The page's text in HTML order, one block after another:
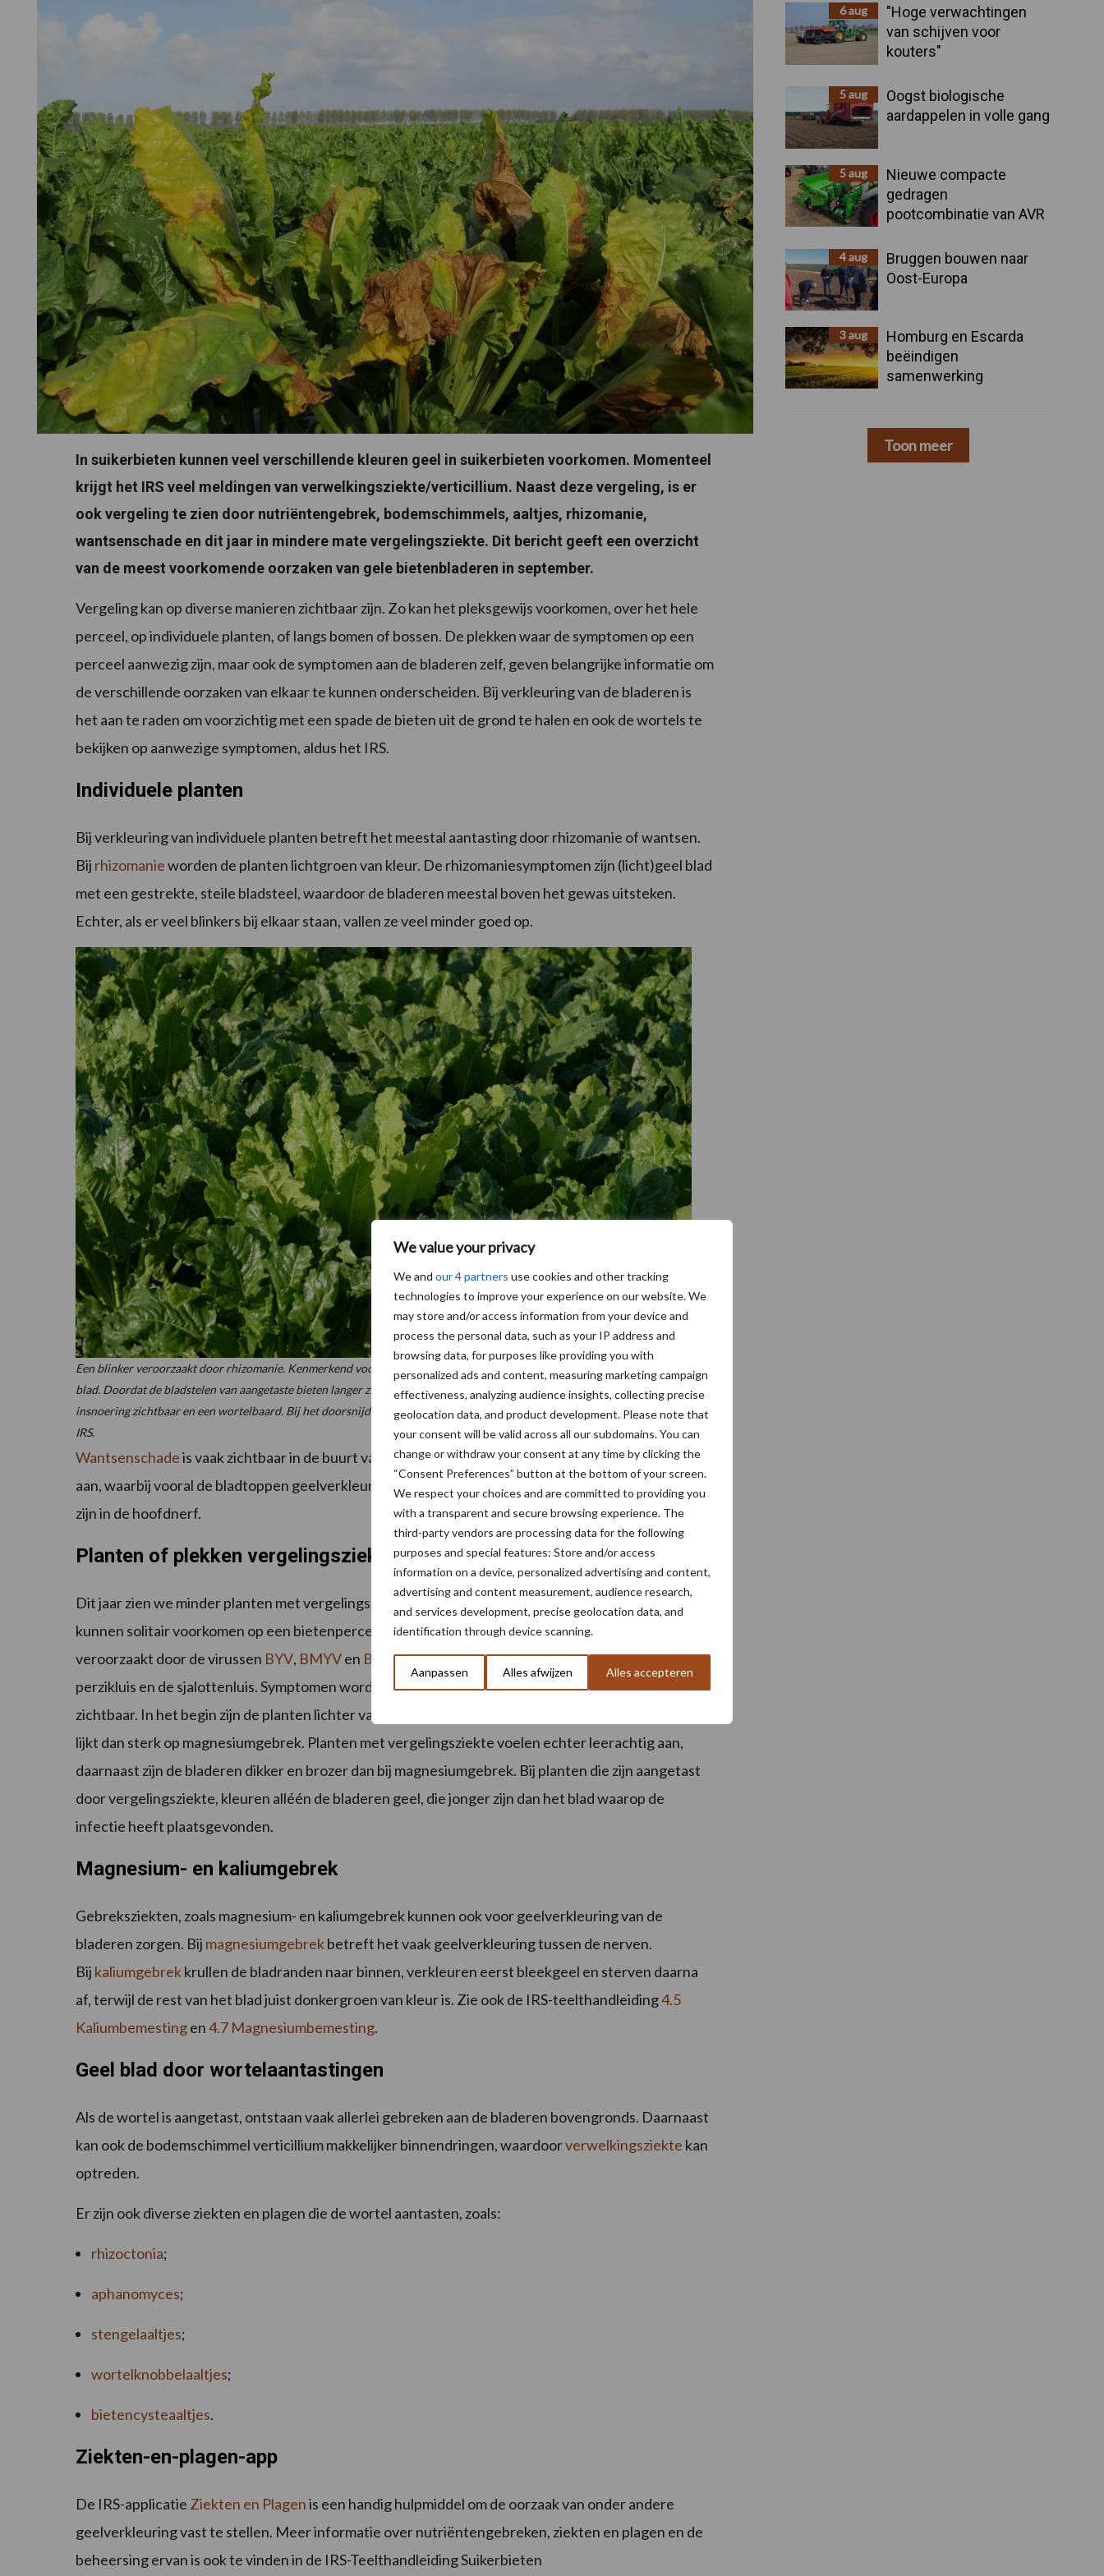
We value your privacy
We and our 4 partners use cookies and other tracking
technologies to improve your experience on our website. We
may store and/or access information from your device and
process the personal data, such as your IP address and
browsing data, for purposes like providing you with
personalized ads and content, measuring marketing campaign
effectiveness, analyzing audience insights, collecting precise
geolocation data, and product development. Please note that
your consent will be valid across all our subdomains. You can
change or withdraw your consent at any time by clicking the
“Consent Preferences” button at the bottom of your screen.
We respect your choices and are committed to providing you
with a transparent and secure browsing experience. The
third-party vendors are processing data for the following
purposes and special features: Store and/or access
information on a device, personalized advertising and content,
advertising and content measurement, audience research,
and services development, precise geolocation data, and
identification through device scanning.
Aanpassen Alles afwijzen Alles accepteren
In suikerbieten kunnen veel verschillende kleuren geel in suikerbieten voorkomen. Momenteel
krijgt het IRS veel meldingen van verwelkingsziekte/verticillium. Naast deze vergeling, is er
ook vergeling te zien door nutriëntengebrek, bodemschimmels, aaltjes, rhizomanie,
wantsenschade en dit jaar in mindere mate vergelingsziekte. Dit bericht geeft een overzicht
van de meest voorkomende oorzaken van gele bietenbladeren in september.
Vergeling kan op diverse manieren zichtbaar zijn. Zo kan het pleksgewijs voorkomen, over het hele
perceel, op individuele planten, of langs bomen of bossen. De plekken waar de symptomen op een
perceel aanwezig zijn, maar ook de symptomen aan de bladeren zelf, geven belangrijke informatie om
de verschillende oorzaken van elkaar te kunnen onderscheiden. Bij verkleuring van de bladeren is
het aan te raden om voorzichtig met een spade de bieten uit de grond te halen en ook de wortels te
bekijken op aanwezige symptomen, aldus het IRS.
Individuele planten
Bij verkleuring van individuele planten betreft het meestal aantasting door rhizomanie of wantsen.
Bij rhizomanieworden de planten lichtgroen van kleur. De rhizomaniesymptomen zijn (licht)geel blad
met een gestrekte, steile bladsteel, waardoor de bladeren meestal boven het gewas uitsteken.
Echter, als er veel blinkers bij elkaar staan, vallen ze veel minder goed op.
Een blinker veroorzaakt door rhizomanie. Kenmerkend voor rhizomanie zijn individuele planten in het perceel met lichtgroen
blad. Doordat de bladstelen van aangetaste bieten langer zijn, steken ze vaak boven de andere bieten uit. Aan de wortels is een
insnoering zichtbaar en een wortelbaard. Bij het doorsnijden van de wortelpunt zijn vaak bruine vaatbundels zichtbaar.Bron:
IRS.
Wantsenschadeis vaak zichtbaar in de buurt van bomen en bossen. Wantsen prikken de bladeren
aan, waarbij vooral de bladtoppen geelverkleuren en op de achterzijde zwarte streepjes zichtbaar
zijn in de hoofdnerf.
Planten of plekken vergelingsziekte
Dit jaar zien we minder planten met vergelingsziekte, aldus het IRS. Planten met vergelingsziekte
kunnen solitair voorkomen op een bietenperceel of in ronde plekken. Vergelingsziekte wordt
veroorzaakt door de virussen BYV, BMYVen BChVen is hoofdzakelijk overgebracht door de groene
perzikluis en de sjalottenluis. Symptomen worden ongeveer zes tot acht weken na infectie
zichtbaar. In het begin zijn de planten lichter van kleur en kleuren vervolgens geel. Het schadebeeld
lijkt dan sterk op magnesiumgebrek. Planten met vergelingsziekte voelen echter leerachtig aan,
daarnaast zijn de bladeren dikker en brozer dan bij magnesiumgebrek. Bij planten die zijn aangetast
door vergelingsziekte, kleuren alléén de bladeren geel, die jonger zijn dan het blad waarop de
infectie heeft plaatsgevonden.
Magnesium- en kaliumgebrek
Gebreksziekten, zoals magnesium- en kaliumgebrek kunnen ook voor geelverkleuring van de
bladeren zorgen. Bij magnesiumgebrekbetreft het vaak geelverkleuring tussen de nerven.
Bij kaliumgebrekkrullen de bladranden naar binnen, verkleuren eerst bleekgeel en sterven daarna
af, terwijl de rest van het blad juist donkergroen van kleur is. Zie ook de IRS-teelthandleiding4.5
Kaliumbemestingen4.7 Magnesiumbemesting.
Geel blad door wortelaantastingen
Als de wortel is aangetast, ontstaan vaak allerlei gebreken aan de bladeren bovengronds. Daarnaast
kan ook de bodemschimmel verticillium makkelijker binnendringen, waardoorverwelkingsziekte kan
optreden.
Er zijn ook diverse ziekten en plagen die de wortel aantasten, zoals:
rhizoctonia;
aphanomyces;
stengelaaltjes;
wortelknobbelaaltjes;
bietencysteaaltjes.
Ziekten-en-plagen-app
De IRS-applicatie Ziekten en Plagenis een handig hulpmiddel om de oorzaak van onder andere
geelverkleuring vast te stellen. Meer informatie over nutriëntengebreken, ziekten en plagen en de
beheersing ervan is ook te vinden in de IRS-Teelthandleiding Suikerbieten
Sidebar6 aug
"Hoge verwachtingen
van schijven voor
kouters"
5 aug
Oogst biologische
aardappelen in volle gang
5 aug
Nieuwe compacte
gedragen
pootcombinatie van AVR
4 aug
Bruggen bouwen naar
Oost-Europa
3 aug
Homburg en Escarda
beëindigen
samenwerking
Toon meer